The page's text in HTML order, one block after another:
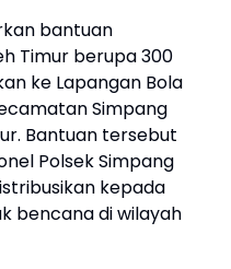
bantuan
Timur berupa 300
ke Lapangan Bola
Simpang
Bantuan tersebut
Polsek Simpang
kepada
bencana di wilayah